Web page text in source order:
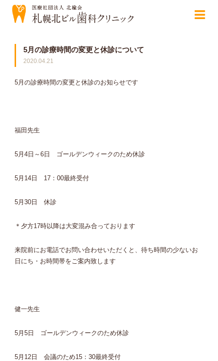
5月の診療時間の変更と休診について
2020.04.21
5月の診療時間の変更と休診のお知らせです
福田先生
5月4日～6日 ゴールデンウィークのため休診
5月14日 17：00最終受付
5月30日 休診
＊夕方17時以降は大変混み合っております
来院前にお電話でお問い合わせいただくと、待ち時間の少ないお
日にち・お時間帯をご案内致します
健一先生
5月5日 ゴールデンウィークのため休診
5月12日 会議のため15：30最終受付